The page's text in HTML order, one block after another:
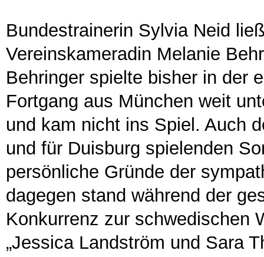
Bundestrainerin Sylvia Neid
Vereinskameradin Melanie
Behringer spielte bisher in der
Fortgang aus München weit
und kam nicht ins Spiel. Auch
und für Duisburg spielenden
persönliche Gründe der
dagegen stand während der
Konkurrenz zur schwedischen
„Jessica Landström und Sara